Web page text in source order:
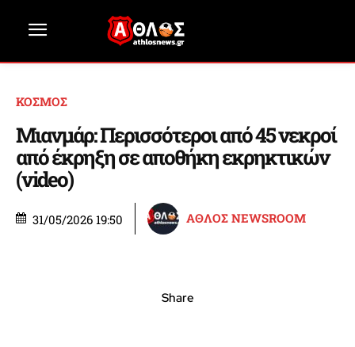
ΚΟΣΜΟΣ
Μιανμάρ: Περισσότεροι από 45 νεκροί
από έκρηξη σε αποθήκη εκρηκτικών
(video)
31/05/2026 19:50 ΑΘΛΟΣ NEWSROOM
Share